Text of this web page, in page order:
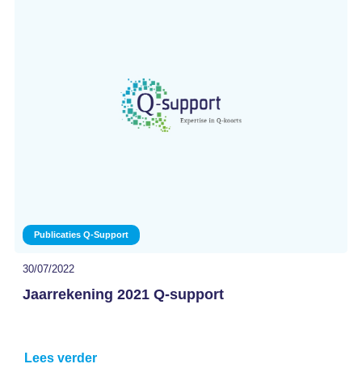
Publicaties Q-Support
30/07/2022
Jaarrekening 2021 Q-support
Lees verder